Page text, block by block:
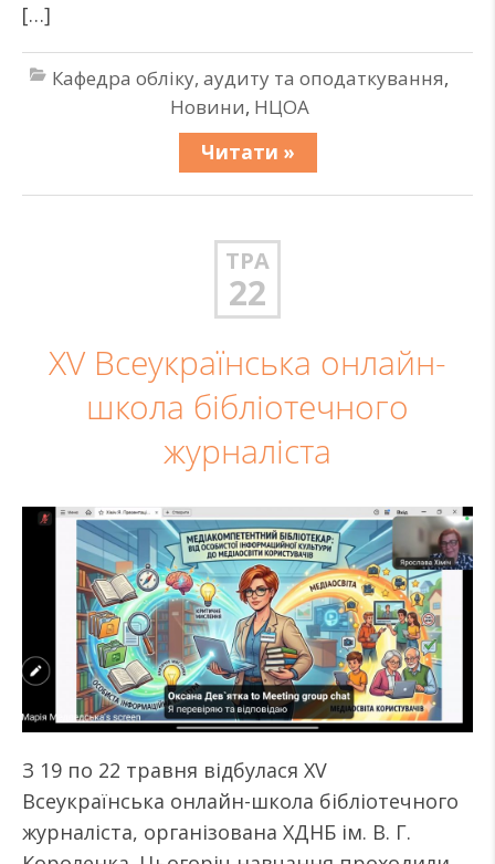
[…]
Кафедра обліку, аудиту та оподаткування,
Новини, НЦОА
Читати »
ТРА
22
XV Всеукраїнська онлайн-
школа бібліотечного
журналіста
З 19 по 22 травня відбулася XV
Всеукраїнська онлайн-школа бібліотечного
журналіста, організована ХДНБ ім. В. Г.